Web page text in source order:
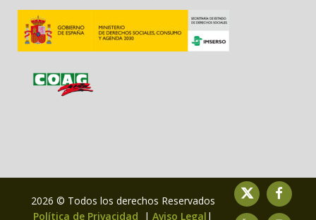
2026 © Todos los derechos Reservados
Política de Privacidad
| Aviso Legal |